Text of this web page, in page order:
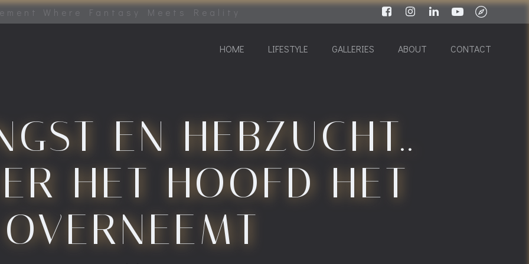
Where Fantasy Meets Reality
HOME LIFESTYLE GALLERIES ABOUT CONTACT
EN HEBZUCHT..
HET HOOFD HET
OVERNEEMT